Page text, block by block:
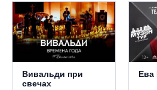
Вивальди при
свечах
Ева